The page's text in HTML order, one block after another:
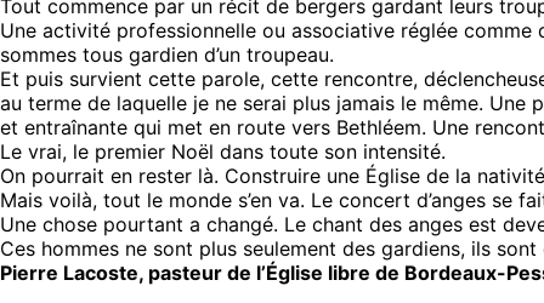
Tout commence par un récit de bergers gardant leurs
Une activité professionnelle ou associative réglée
sommes tous gardien d’un troupeau.
Et puis survient cette parole, cette rencontre,
au terme de laquelle je ne serai plus jamais le même. Une
et entraînante qui met en route vers Bethléem. Une
Le vrai, le premier Noël dans toute son intensité.
On pourrait en rester là. Construire une Église de la
Mais voilà, tout le monde s’en va. Le concert d’anges se
Une chose pourtant a changé. Le chant des anges est
Ces hommes ne sont plus seulement des gardiens, ils
Pierre Lacoste, pasteur de l’Église libre de Bordeaux-